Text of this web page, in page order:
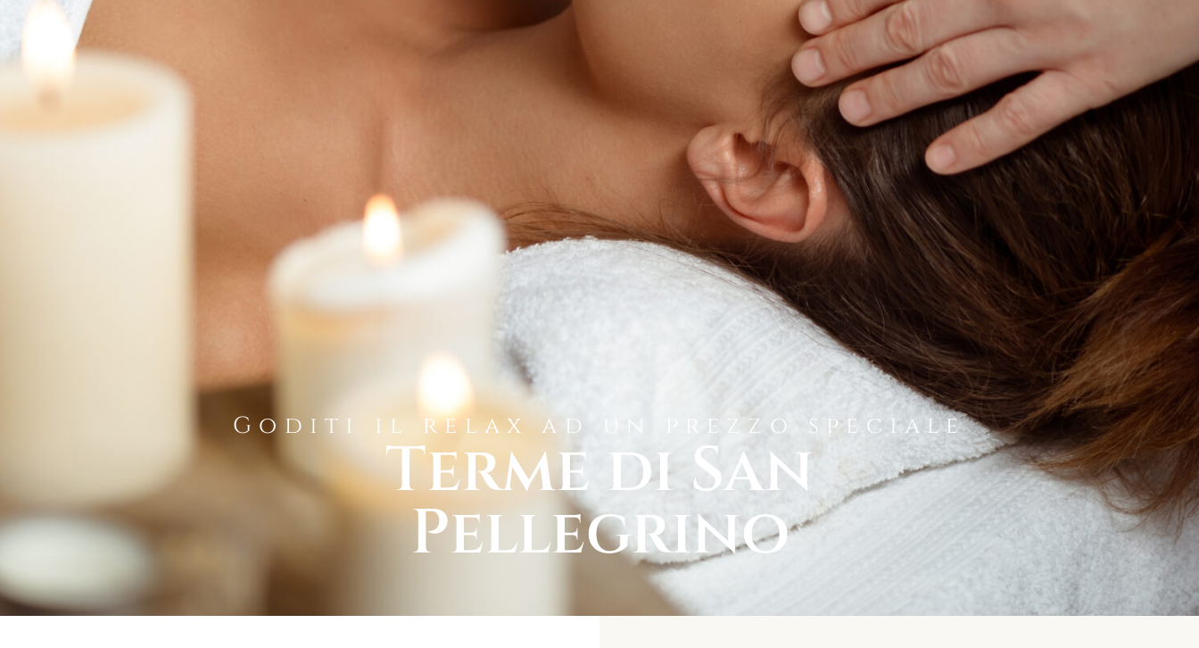
Goditi il relax ad un prezzo speciale
Terme di San
Pellegrino